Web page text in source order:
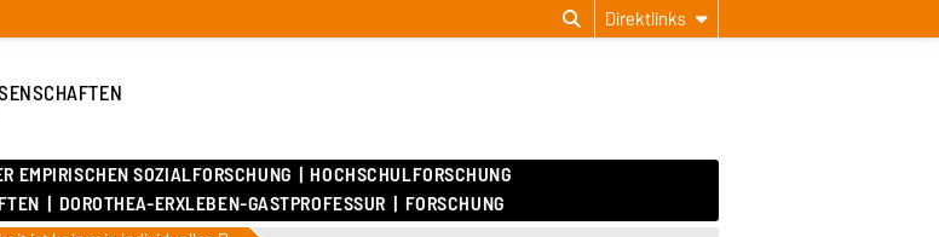
Direktlinks
EMPIRISCHEN SOZIALFORSCHUNG
HOCHSCHULFORSCHUNG
DOROTHEA-ERXLEBEN-GASTPROFESSUR FORSCHUNG